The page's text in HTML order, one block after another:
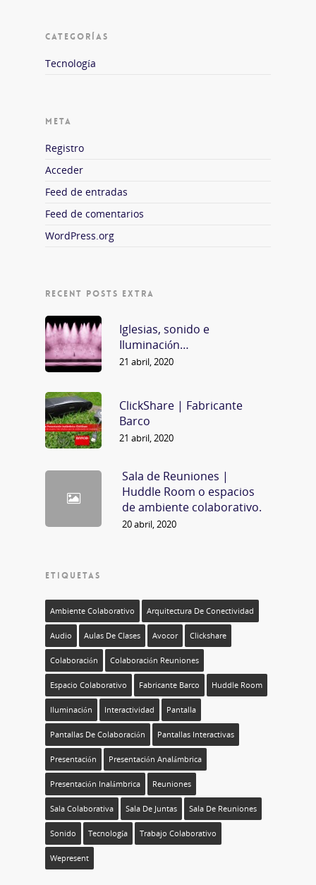
CATEGORÍAS
Tecnología
META
Registro
Acceder
Feed de entradas
Feed de comentarios
WordPress.org
RECENT POSTS EXTRA
Iglesias, sonido e
Iluminación…
21 abril, 2020
ClickShare | Fabricante
Barco
21 abril, 2020
Sala de Reuniones |
Huddle Room o espacios
de ambiente colaborativo.
20 abril, 2020
ETIQUETAS
Ambiente Colaborativo Arquitectura De Conectividad
Audio Aulas De Clases Avocor Clickshare
Colaboración Colaboración Reuniones
Espacio Colaborativo Fabricante Barco Huddle Room
Iluminación Interactividad Pantalla
Pantallas De Colaboración Pantallas Interactivas
Presentación Presentación Analámbrica
Presentación Inalámbrica Reuniones
Sala Colaborativa Sala De Juntas Sala De Reuniones
Sonido Tecnología Trabajo Colaborativo
Wepresent